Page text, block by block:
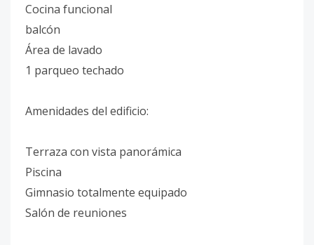
Cocina funcional
balcón
Área de lavado
1 parqueo techado
Amenidades del edificio:
Terraza con vista panorámica
Piscina
Gimnasio totalmente equipado
Salón de reuniones